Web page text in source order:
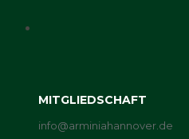
MITGLIEDSCHAFT
info@arminiahannover.de